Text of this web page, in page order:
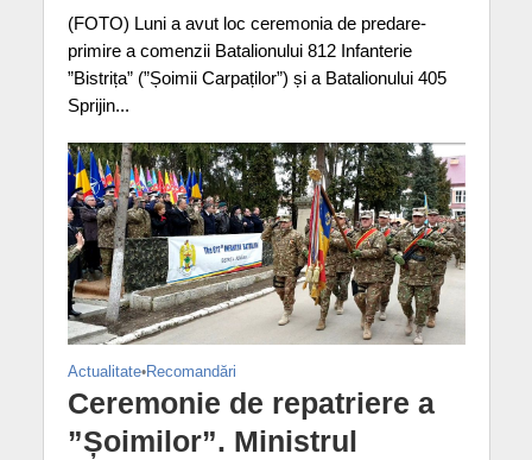
(FOTO) Luni a avut loc ceremonia de predare-
primire a comenzii Batalionului 812 Infanterie
”Bistrița” (”Șoimii Carpaților”) și a Batalionului 405
Sprijin...
Actualitate•Recomandări
Ceremonie de repatriere a
”Șoimilor”. Ministrul